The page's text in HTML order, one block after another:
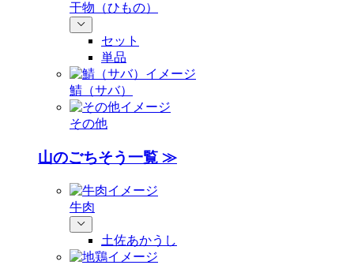
干物（ひもの）
セット
単品
鯖（サバ）
その他
山のごちそう一覧 ≫
牛肉
土佐あかうし